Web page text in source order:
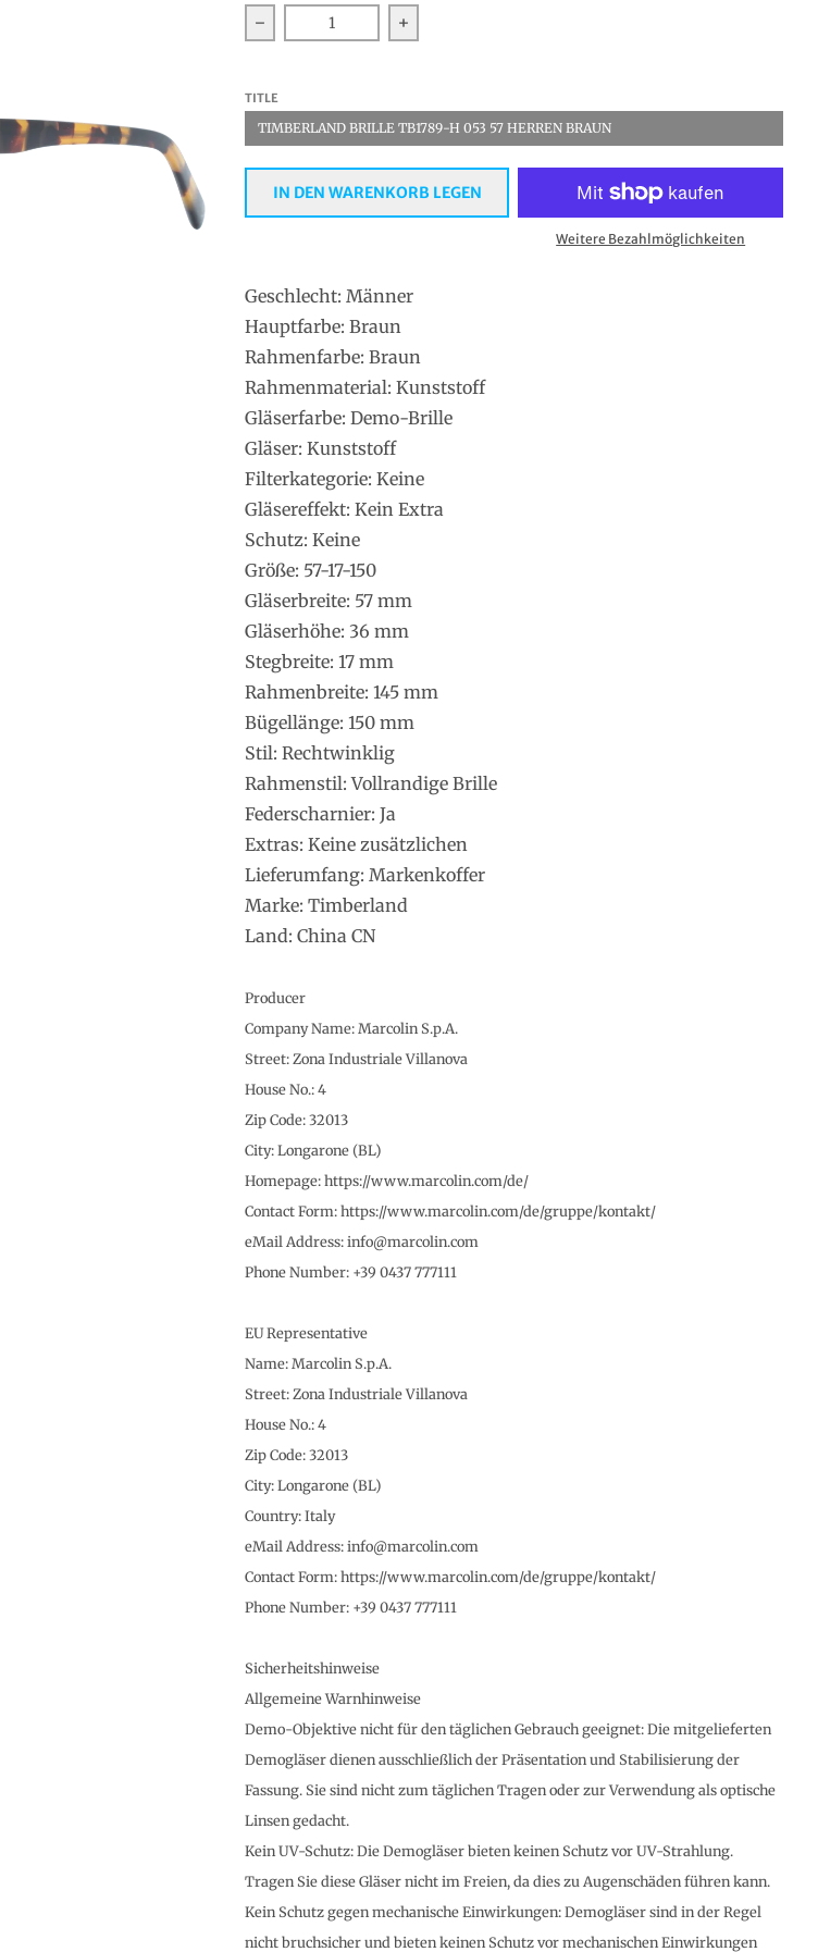
Verringern Sie die Menge für Timberland Optische Fassungen
Erhöhen Sie die Menge für Timberland Optische
TITLE
TIMBERLAND BRILLE TB1789-H 053 57 HERREN BRAUN
IN DEN WARENKORB LEGEN
Weitere Bezahlmöglichkeiten
Geschlecht: Männer
Hauptfarbe: Braun
Rahmenfarbe: Braun
Rahmenmaterial: Kunststoff
Gläserfarbe: Demo-Brille
Gläser: Kunststoff
Filterkategorie: Keine
Gläsereffekt: Kein Extra
Schutz: Keine
Größe: 57-17-150
Gläserbreite: 57 mm
Gläserhöhe: 36 mm
Stegbreite: 17 mm
Rahmenbreite: 145 mm
Bügellänge: 150 mm
Stil: Rechtwinklig
Rahmenstil: Vollrandige Brille
Federscharnier: Ja
Extras: Keine zusätzlichen
Lieferumfang: Markenkoffer
Marke: Timberland
Land: China CN
Producer
Company Name: Marcolin S.p.A.
Street: Zona Industriale Villanova
House No.: 4
Zip Code: 32013
City: Longarone (BL)
Homepage: https://www.marcolin.com/de/
Contact Form: https://www.marcolin.com/de/gruppe/kontakt/
eMail Address: info@marcolin.com
Phone Number: +39 0437 777111
EU Representative
Name: Marcolin S.p.A.
Street: Zona Industriale Villanova
House No.: 4
Zip Code: 32013
City: Longarone (BL)
Country: Italy
eMail Address: info@marcolin.com
Contact Form: https://www.marcolin.com/de/gruppe/kontakt/
Phone Number: +39 0437 777111
Sicherheitshinweise
Allgemeine Warnhinweise
Demo-Objektive nicht für den täglichen Gebrauch geeignet: Die mitgelieferten
Demogläser dienen ausschließlich der Präsentation und Stabilisierung der
Fassung. Sie sind nicht zum täglichen Tragen oder zur Verwendung als optische
Linsen gedacht.
Kein UV-Schutz: Die Demogläser bieten keinen Schutz vor UV-Strahlung.
Tragen Sie diese Gläser nicht im Freien, da dies zu Augenschäden führen kann.
Kein Schutz gegen mechanische Einwirkungen: Demogläser sind in der Regel
nicht bruchsicher und bieten keinen Schutz vor mechanischen Einwirkungen